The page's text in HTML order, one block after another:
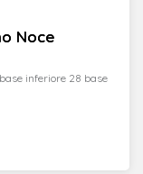
Noce
inferiore 28 base